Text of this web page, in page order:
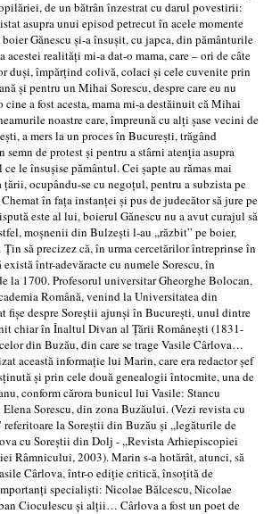
de un bătrân înzestrat cu darul povestirii:
asupra unui episod petrecut în acele momente
Gănescu şi-a însuşit, cu japca, din pământurile
realităţi mi-a dat-o mama, care – ori de câte
duşi, împărţind colivă, colaci şi cele cuvenite prin
şi pentru un Mihai Sorescu, despre care eu nu
a fost acesta, mama mi-a destăinuit că Mihai
noastre care, împreună cu alţi şase vecini de
a mers la un proces în Bucureşti, trăgând
de protest şi pentru a stârni atenţia asupra
le însuşise pământul. Cei şapte au rămas mai
ocupându-se cu negoţul, pentru a subzista pe
în faţa instanţei şi pus de judecător să jure pe
este al lui, boierul Gănescu nu a avut curajul să
moşnenii din Bulzeşti l-au ,,răzbit” pe boier,
să precizez că, în urma cercetărilor întreprinse în
într-adevăracte cu numele Sorescu, în
la 1700. Profesorul universitar Gheorghe Bolocan,
Română, venind la Universitatea din
fişe despre Soreştii ajunşi în Bucureşti, unul dintre
chiar în Înaltul Divan al Ţării Româneşti (1831-
din Buzău, din care se trage Vasile Cârlova…
această informaţie lui Marin, care era redactor şef
şi prin cele două genealogii întocmite, una de
conform cărora bunicul lui Vasile: Stancu
Elena Sorescu, din zona Buzăului. (Vezi revista cu
la Soreştii din Buzău şi ,,legăturile de
cu Soreştii din Dolj - ,,Revista Arhiepiscopiei
Râmnicului, 2003). Marin s-a hotărât, atunci, să
Cârlova, într-o ediţie critică, însoţită de
specialişti: Nicolae Bălcescu, Nicolae
Cioculescu şi alţii… Cârlova a fost un poet de